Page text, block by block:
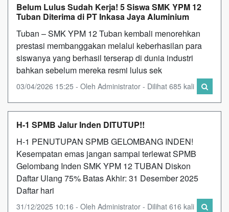
Belum Lulus Sudah Kerja! 5 Siswa SMK YPM 12
Tuban Diterima di PT Inkasa Jaya Aluminium
Tuban – SMK YPM 12 Tuban kembali menorehkan
prestasi membanggakan melalui keberhasilan para
siswanya yang berhasil terserap di dunia industri
bahkan sebelum mereka resmi lulus sek
03/04/2026 15:25 - Oleh Administrator - Dilihat 685 kali
H-1 SPMB Jalur Inden DITUTUP!!
H-1 PENUTUPAN SPMB GELOMBANG INDEN!
Kesempatan emas jangan sampai terlewat SPMB
Gelombang Inden SMK YPM 12 TUBAN Diskon
Daftar Ulang 75% Batas Akhir: 31 Desember 2025
Daftar hari
31/12/2025 10:16 - Oleh Administrator - Dilihat 616 kali